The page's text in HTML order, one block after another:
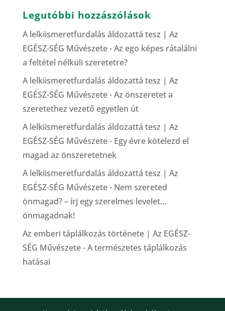
Legutóbbi hozzászólások
A lelkiismeretfurdalás áldozattá tesz | Az
EGÉSZ-SÉG Művészete-Az ego képes rátalálni
a feltétel nélküli szeretetre?
A lelkiismeretfurdalás áldozattá tesz | Az
EGÉSZ-SÉG Művészete-Az önszeretet a
szeretethez vezető egyetlen út
A lelkiismeretfurdalás áldozattá tesz | Az
EGÉSZ-SÉG Művészete- Egy évre kötelezd el
magad az önszeretetnek
A lelkiismeretfurdalás áldozattá tesz | Az
EGÉSZ-SÉG Művészete- Nem szereted
önmagad? – írj egy szerelmes levelet…
önmagadnak!
Az emberi táplálkozás története | Az EGÉSZ-
SÉG Művészete-A természetes táplálkozás
hatásai